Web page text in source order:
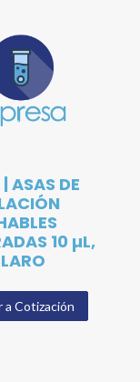
ASAS DE
10 µL,
a Cotización